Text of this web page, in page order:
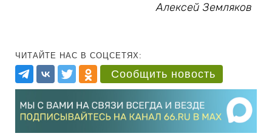
Алексей Земляков
ЧИТАЙТЕ НАС В СОЦСЕТЯХ:
Сообщить новость